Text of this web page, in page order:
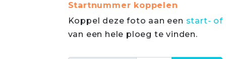
Startnummer koppelen
Koppel deze foto aan een start- of
van een hele ploeg te vinden.